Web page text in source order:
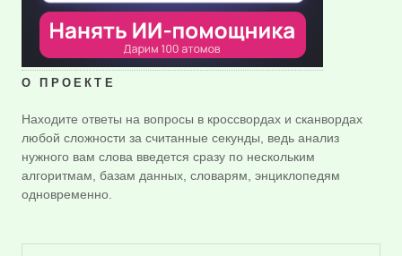
О ПРОЕКТЕ
Находите ответы на вопросы в кроссвордах и сканвордах
любой сложности за считанные секунды, ведь анализ
нужного вам слова введется сразу по нескольким
алгоритмам, базам данных, словарям, энциклопедям
одновременно.